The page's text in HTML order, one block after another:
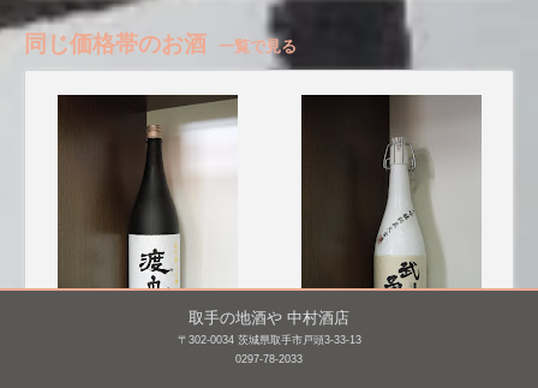
同じ価格帯のお酒 一覧で見る
武勇 大吟醸 二十五年秘
蔵大古酒(平成2醸造年
取手の地酒や 中村酒店
〒302-0034 茨城県取手市戸頭3-33-13
0297-78-2033